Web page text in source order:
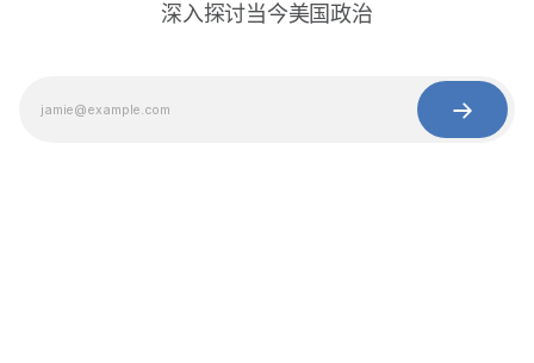
深入探讨当今美国政治